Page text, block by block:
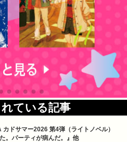
ている記事
カドサマー2026 第4弾（ライトノベル）
。パーティが病んだ。』他